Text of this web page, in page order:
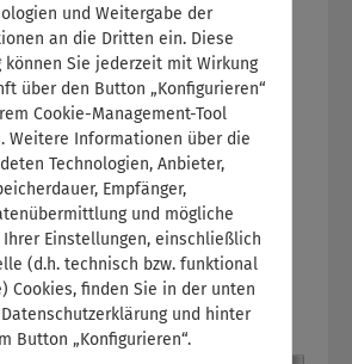
und Weitergabe der
an die Dritten ein. Diese
können Sie jederzeit mit Wirkung
über den Button „Konfigurieren“
Cookie-Management-Tool
Weitere Informationen über die
Technologien, Anbieter,
Empfänger,
und mögliche
Ihrer Einstellungen, einschließlich
(d.h. technisch bzw. funktional
Cookies, finden Sie in der unten
und hinter
Button „Konfigurieren“.